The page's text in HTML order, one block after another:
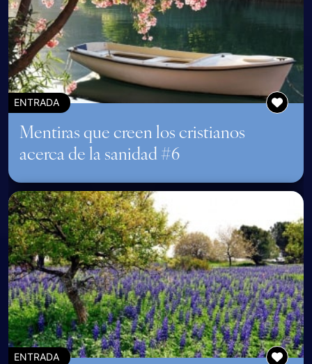
ENTRADA
Mentiras que creen los cristianos
acerca de la sanidad #6
ENTRADA